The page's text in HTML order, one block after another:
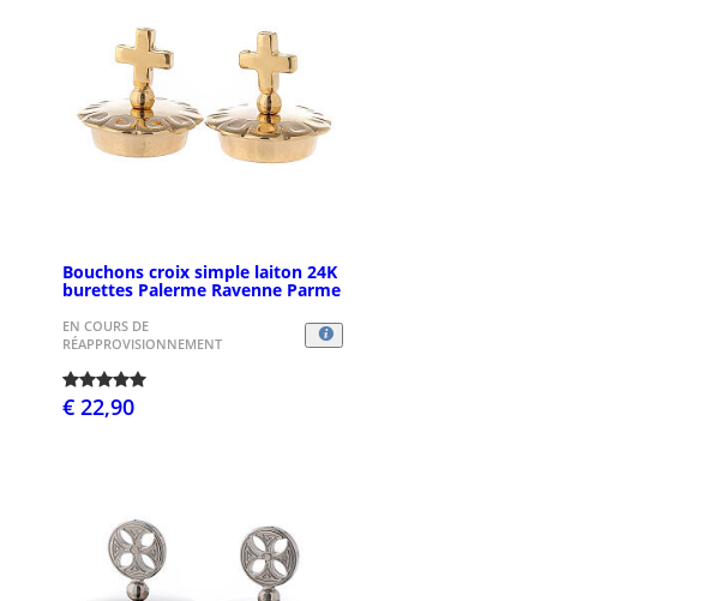
Bouchons croix simple laiton 24K
burettes Palerme Ravenne Parme
EN COURS DE
RÉAPPROVISIONNEMENT
€ 22,90